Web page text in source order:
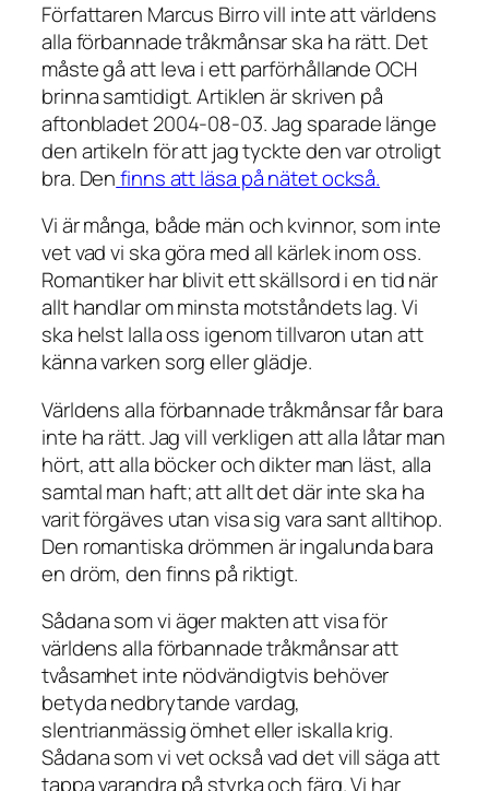
Författaren Marcus Birro vill inte att världens
alla förbannade tråkmånsar ska ha rätt. Det
måste gå att leva i ett parförhållande OCH
brinna samtidigt. Artiklen är skriven på
aftonbladet 2004-08-03. Jag sparade länge
den artikeln för att jag tyckte den var otroligt
bra. Denfinns att läsa på nätet också.
Vi är många, både män och kvinnor, som inte
vet vad vi ska göra med all kärlek inom oss.
Romantiker har blivit ett skällsord i en tid när
allt handlar om minsta motståndets lag. Vi
ska helst lalla oss igenom tillvaron utan att
känna varken sorg eller glädje.
Världens alla förbannade tråkmånsar får bara
inte ha rätt. Jag vill verkligen att alla låtar man
hört, att alla böcker och dikter man läst, alla
samtal man haft; att allt det där inte ska ha
varit förgäves utan visa sig vara sant alltihop.
Den romantiska drömmen är ingalunda bara
en dröm, den finns på riktigt.
Sådana som vi äger makten att visa för
världens alla förbannade tråkmånsar att
tvåsamhet inte nödvändigtvis behöver
betyda nedbrytande vardag,
slentrianmässig ömhet eller iskalla krig.
Sådana som vi vet också vad det vill säga att
tappa varandra på styrka och färg. Vi har